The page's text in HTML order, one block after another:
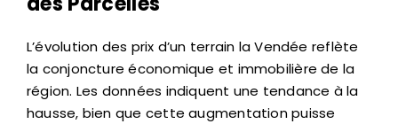
L’évolution des prix d’un terrain la Vendée reflète
la conjoncture économique et immobilière de la
région. Les données indiquent une tendance à la
hausse, bien que cette augmentation puisse